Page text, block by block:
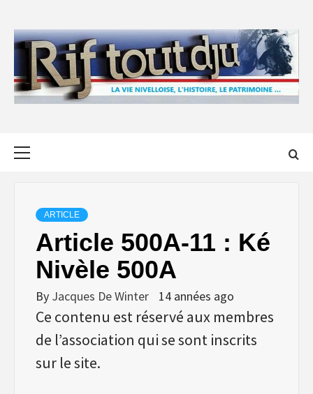
content
ARTICLE
Article 500A-11 : Ké
Nivèle 500A
By Jacques De Winter 14 années ago
Ce contenu est réservé aux membres
de l’association qui se sont inscrits
sur le site.